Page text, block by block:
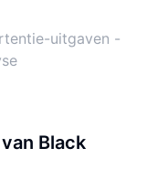
uitgaven -
Black